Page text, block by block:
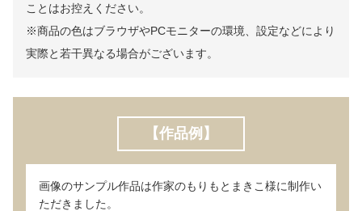
ことはお控えください。
※商品の色はブラウザやPCモニターの環境、設定などにより
実際と若干異なる場合がございます。
【作品例】
画像のサンプル作品は作家のもりもとまきこ様に制作い
ただきました。